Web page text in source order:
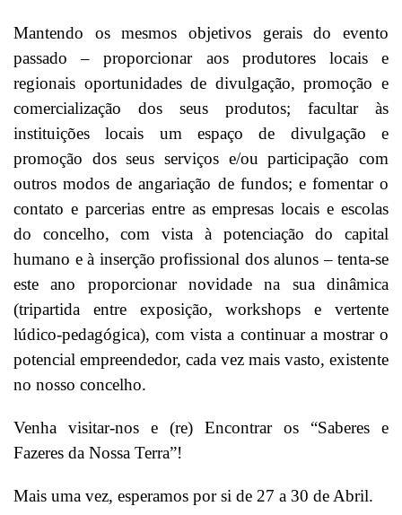
Mantendo os mesmos objetivos gerais do evento
passado – proporcionar aos produtores locais e
regionais oportunidades de divulgação, promoção e
comercialização dos seus produtos; facultar às
instituições locais um espaço de divulgação e
promoção dos seus serviços e/ou participação com
outros modos de angariação de fundos; e fomentar o
contato e parcerias entre as empresas locais e escolas
do concelho, com vista à potenciação do capital
humano e à inserção profissional dos alunos – tenta-se
este ano proporcionar novidade na sua dinâmica
(tripartida entre exposição, workshops e vertente
lúdico-pedagógica), com vista a continuar a mostrar o
potencial empreendedor, cada vez mais vasto, existente
no nosso concelho.
Venha visitar-nos e (re) Encontrar os “Saberes e
Fazeres da Nossa Terra”!
Mais uma vez, esperamos por si de 27 a 30 de Abril.